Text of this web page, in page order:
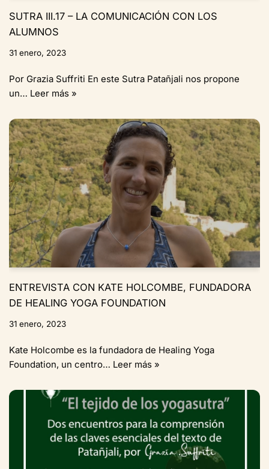
SUTRA III.17 – LA COMUNICACIÓN CON LOS
ALUMNOS
31 enero, 2023
Por Grazia Suffriti En este Sutra Patañjali nos propone
un… Leer más »
ENTREVISTA CON KATE HOLCOMBE, FUNDADORA
DE HEALING YOGA FOUNDATION
31 enero, 2023
Kate Holcombe es la fundadora de Healing Yoga
Foundation, un centro… Leer más »